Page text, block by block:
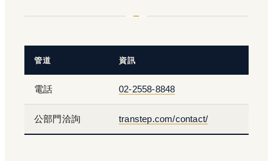
管道 資訊
電話 02-2558-8848
公部門洽詢 transtep.com/contact/